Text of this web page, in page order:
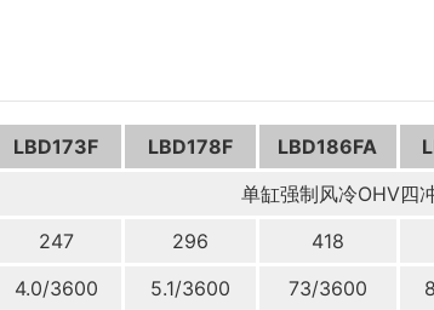
LBD173F LBD178F LBD186FA
单缸强制风冷OHV四
247 296 418
4.0/3600 5.1/3600 73/3600